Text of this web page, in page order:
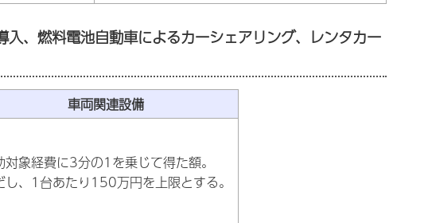
入、燃料電池自動車によるカーシェアリング、レンタカー
車両関連設備
対象経費に3分の1を乗じて得た額。
し、1台あたり150万円を上限とする。